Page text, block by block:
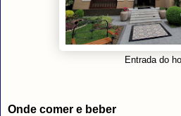
Entrada do
Onde comer e beber